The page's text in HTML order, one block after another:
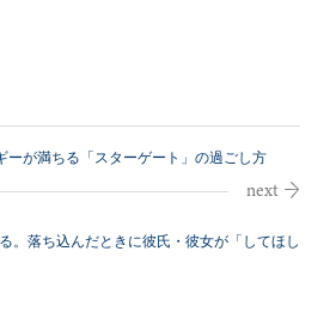
ーが満ちる「スターゲート」の過ごし方
。落ち込んだときに彼氏・彼女が「してほし